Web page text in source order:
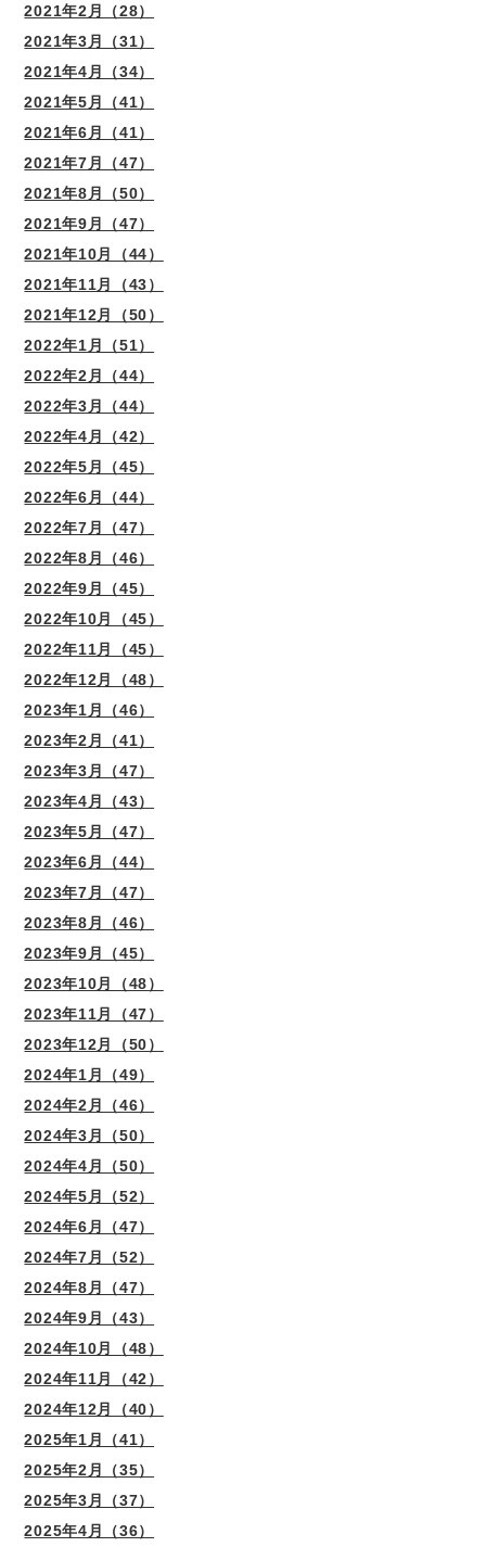
2021年2月（28）
2021年3月（31）
2021年4月（34）
2021年5月（41）
2021年6月（41）
2021年7月（47）
2021年8月（50）
2021年9月（47）
2021年10月（44）
2021年11月（43）
2021年12月（50）
2022年1月（51）
2022年2月（44）
2022年3月（44）
2022年4月（42）
2022年5月（45）
2022年6月（44）
2022年7月（47）
2022年8月（46）
2022年9月（45）
2022年10月（45）
2022年11月（45）
2022年12月（48）
2023年1月（46）
2023年2月（41）
2023年3月（47）
2023年4月（43）
2023年5月（47）
2023年6月（44）
2023年7月（47）
2023年8月（46）
2023年9月（45）
2023年10月（48）
2023年11月（47）
2023年12月（50）
2024年1月（49）
2024年2月（46）
2024年3月（50）
2024年4月（50）
2024年5月（52）
2024年6月（47）
2024年7月（52）
2024年8月（47）
2024年9月（43）
2024年10月（48）
2024年11月（42）
2024年12月（40）
2025年1月（41）
2025年2月（35）
2025年3月（37）
2025年4月（36）